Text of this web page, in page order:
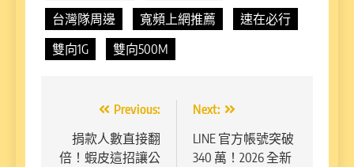
台灣隊周邊
寬頻上網推薦
速在必行
雙向1G
雙向500M
章
Previous:
捐款人數直接翻
倍！蝦皮這招讓公
Next:
LINE 官方帳號突破
340 萬！2026 全新